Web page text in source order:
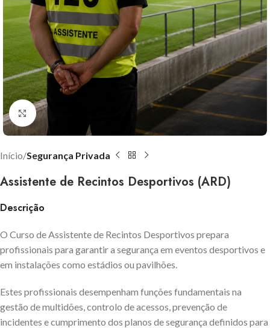
Click to enlarge
Início Segurança Privada
Assistente de Recintos Desportivos (ARD)
Descrição
O Curso de Assistente de Recintos Desportivos prepara
profissionais para garantir a segurança em eventos desportivos e
em instalações como estádios ou pavilhões.
Estes profissionais desempenham funções fundamentais na
gestão de multidões, controlo de acessos, prevenção de
incidentes e cumprimento dos planos de segurança definidos para